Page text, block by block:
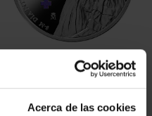
Acerca de las cookies
MARÍA DE MAEZTU
(2023) 8 REALES
140,00 €